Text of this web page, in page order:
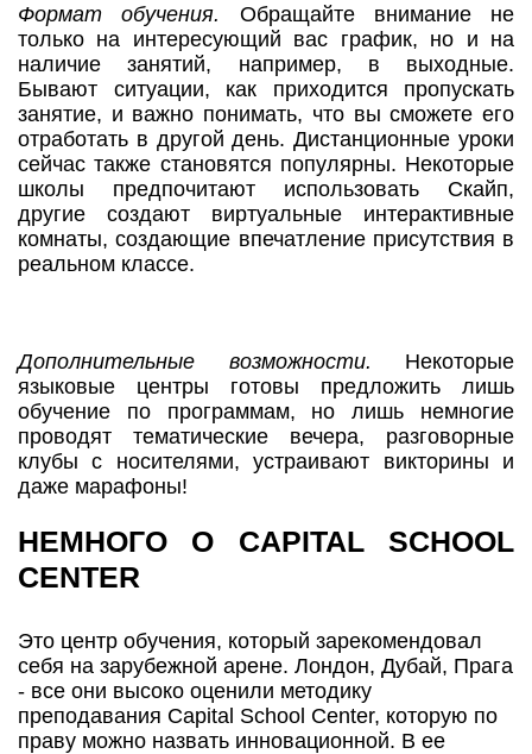
Формат обучения.
Обращайте внимание не
только на интересующий вас график, но и на
наличие занятий, например, в выходные.
Бывают ситуации, как приходится пропускать
занятие, и важно понимать, что вы сможете его
отработать в другой день. Дистанционные уроки
сейчас также становятся популярны. Некоторые
школы предпочитают использовать Скайп,
другие создают виртуальные интерактивные
комнаты, создающие впечатление присутствия в
реальном классе.
Дополнительные возможности. Некоторые
языковые центры готовы предложить лишь
обучение по программам, но лишь немногие
проводят тематические вечера, разговорные
клубы с носителями, устраивают викторины и
даже марафоны!
НЕМНОГО О CAPITAL SCHOOL
CENTER
Это центр обучения, который зарекомендовал
себя на зарубежной арене. Лондон, Дубай, Прага
- все они высоко оценили методику
преподавания Capital School Center, которую по
праву можно назвать инновационной. В ее